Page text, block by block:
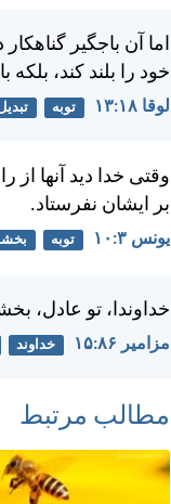
اما آن باجگير
خود را بلند كند،
لوقا ۱۸:‏۱۳ توبه
وقتی خدا ديد آنها از
بر ايشان نفرستاد.
يونس ۳:‏۱۰ توبه
خداوندا، تو عادل،
مزامير ۸۶:‏۱۵ خداوند
مطالب مرتبط